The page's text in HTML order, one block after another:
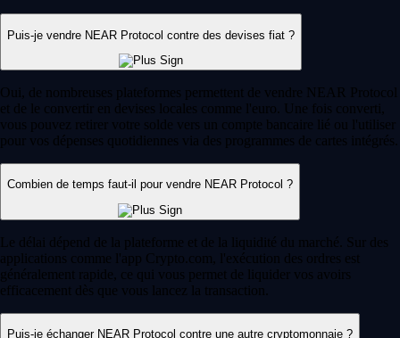
Puis-je vendre NEAR Protocol contre des devises fiat ?
Oui, de nombreuses plateformes permettent de vendre NEAR Protocol
et de le convertir en devises locales comme l'euro. Une fois converti,
vous pouvez retirer votre solde vers un compte bancaire lié ou l'utiliser
pour vos dépenses quotidiennes via des programmes de cartes intégrés.
Combien de temps faut-il pour vendre NEAR Protocol ?
Le délai dépend de la plateforme et de la liquidité du marché. Sur des
applications comme l'app Crypto.com, l'exécution des ordres est
généralement rapide, ce qui vous permet de liquider vos avoirs
efficacement dès que vous lancez la transaction.
Puis-je échanger NEAR Protocol contre une autre cryptomonnaie ?